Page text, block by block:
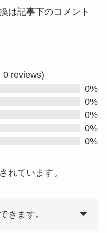
は記事下のコメント
0 reviews)
0%
0%
0%
0%
0%
れています。
きます。